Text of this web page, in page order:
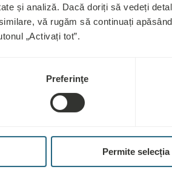
și analiză. Dacă doriți să vedeți
vă rugăm să continuați
„Activați tot”.
Preferinţe
Permite selecția
mâncarea și
echilibrul acid-
aceste
Ayurveda,
finale sunt
deacidificarea
la